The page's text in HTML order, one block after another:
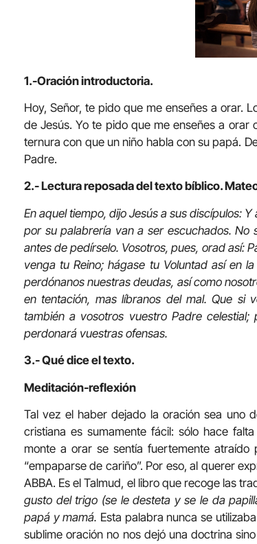
1.-Oración introductoria.
Hoy, Señor, te pido que me enseñes a orar.
de Jesús. Yo te pido que me enseñes a orar
ternura con que un niño habla con su papá.
Padre.
2.- Lectura reposada del texto bíblico.
En aquel tiempo, dijo Jesús a sus discípulos:
por su palabrería van a ser escuchados. No
antes de pedírselo. Vosotros, pues, orad así:
venga tu Reino; hágase tu Voluntad así en
perdónanos nuestras deudas, así como
en tentación, mas líbranos del mal. Que si
también a vosotros vuestro Padre
perdonará vuestras ofensas.
3.- Qué dice el texto.
Meditación-reflexión
Tal vez el haber dejado la oración sea uno
cristiana es sumamente fácil: sólo hace
monte a orar se sentía fuertemente
“empaparse de cariño”. Por eso, al querer
ABBA. Es el Talmud, el libro que recoge las
gusto del trigo (se le desteta y se le da
papá y mamá. Esta palabra nunca se
sublime oración no nos dejó una doctrina